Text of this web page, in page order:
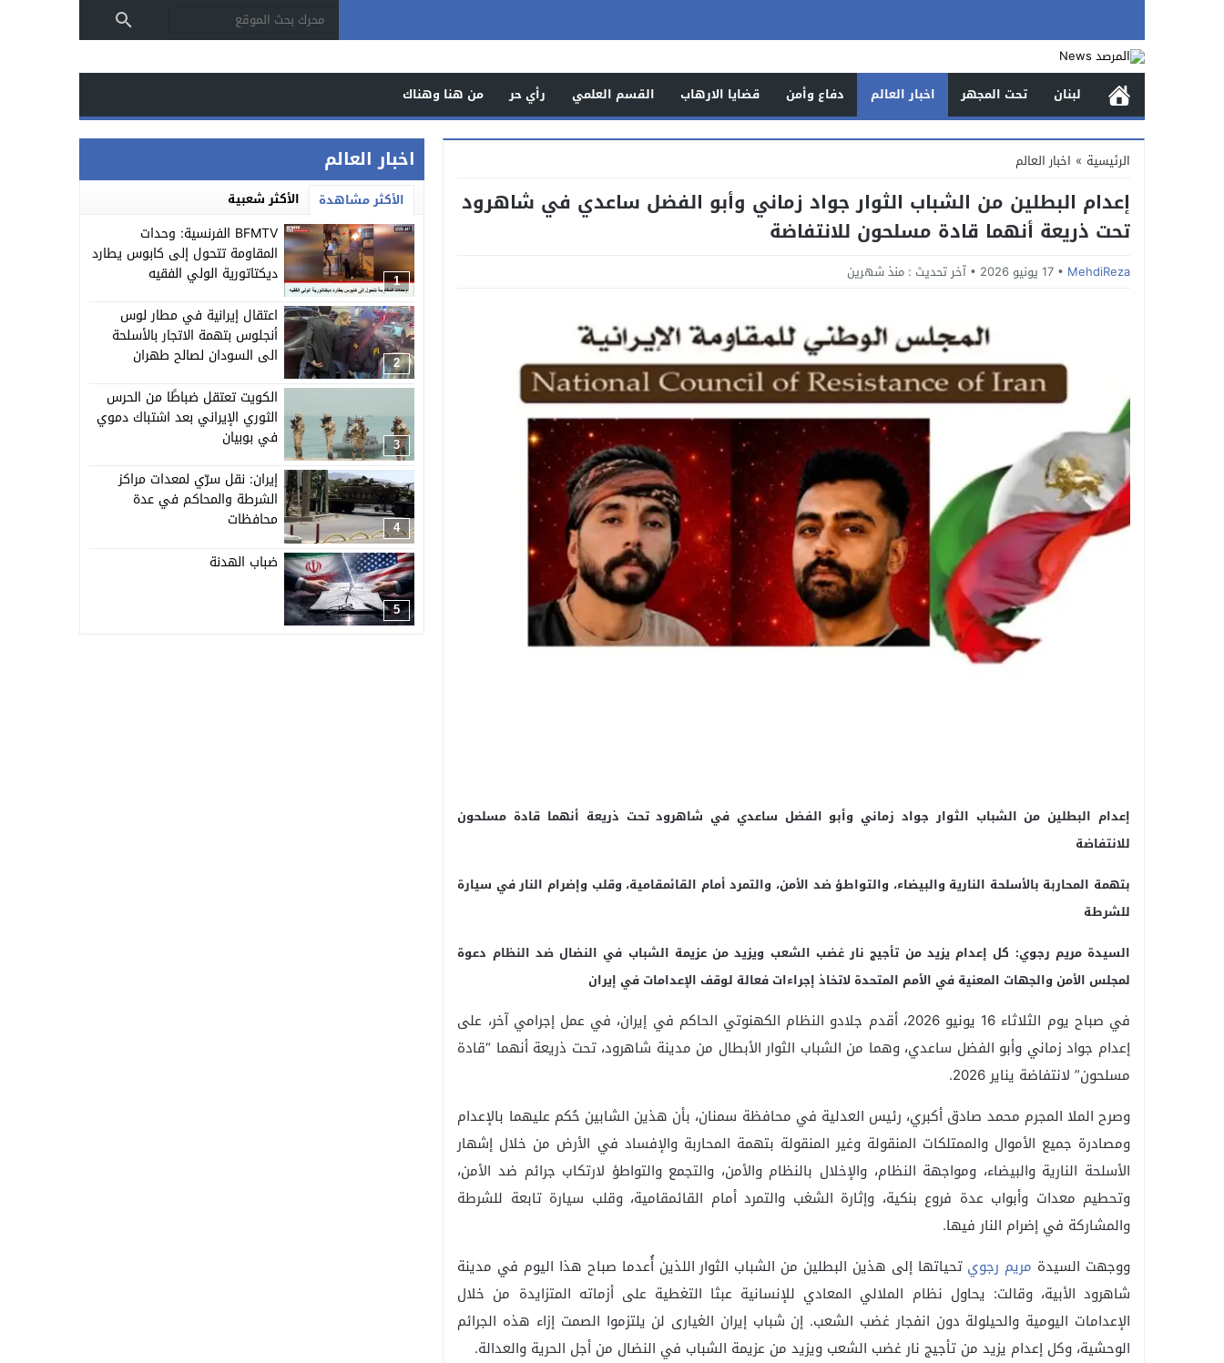
لبنان تحت المجهر اخبار العالم دفاع وأمن قضايا الارهاب القسم العلمي رأي حر من هنا وهناك
الرئيسية » اخبار العالم
إعدام البطلين من الشباب الثوار جواد زماني وأبو الفضل ساعدي في شاهرود
تحت ذريعة أنهما قادة مسلحون للانتفاضة
MehdiReza 17 يونيو 2026 آخر تحديث : منذ شهرين
إعدام البطلين من الشباب الثوار جواد زماني وأبو الفضل ساعدي في شاهرود تحت ذريعة أنهما قادة مسلحون
للانتفاضة
بتهمة المحاربة بالأسلحة النارية والبيضاء، والتواطؤ ضد الأمن، والتمرد أمام القائمقامية، وقلب وإضرام النار في سيارة
للشرطة
السيدة مريم رجوي: كل إعدام يزيد من تأجيج نار غضب الشعب ويزيد من عزيمة الشباب في النضال ضد النظام دعوة
لمجلس الأمن والجهات المعنية في الأمم المتحدة لاتخاذ إجراءات فعالة لوقف الإعدامات في إيران
في صباح يوم الثلاثاء 16 يونيو 2026، أقدم جلادو النظام الكهنوتي الحاكم في إيران، في عمل إجرامي آخر، على
إعدام جواد زماني وأبو الفضل ساعدي، وهما من الشباب الثوار الأبطال من مدينة شاهرود، تحت ذريعة أنهما “قادة
مسلحون” لانتفاضة يناير 2026.
وصرح الملا المجرم محمد صادق أكبري، رئيس العدلية في محافظة سمنان، بأن هذين الشابين حُكم عليهما بالإعدام
ومصادرة جميع الأموال والممتلكات المنقولة وغير المنقولة بتهمة المحاربة والإفساد في الأرض من خلال إشهار
الأسلحة النارية والبيضاء، ومواجهة النظام، والإخلال بالنظام والأمن، والتجمع والتواطؤ لارتكاب جرائم ضد الأمن،
وتحطيم معدات وأبواب عدة فروع بنكية، وإثارة الشغب والتمرد أمام القائمقامية، وقلب سيارة تابعة للشرطة
والمشاركة في إضرام النار فيها.
ووجهت السيدة مريم رجوي تحياتها إلى هذين البطلين من الشباب الثوار اللذين أُعدما صباح هذا اليوم في مدينة
شاهرود الأبية، وقالت: يحاول نظام الملالي المعادي للإنسانية عبثا التغطية على أزماته المتزايدة من خلال
الإعدامات اليومية والحيلولة دون انفجار غضب الشعب. إن شباب إيران الغيارى لن يلتزموا الصمت إزاء هذه الجرائم
الوحشية، وكل إعدام يزيد من تأجيج نار غضب الشعب ويزيد من عزيمة الشباب في النضال من أجل الحرية والعدالة.
اخبار العالم
الأكثر مشاهدة الأكثر شعبية
1
BFMTV الفرنسية: وحدات
المقاومة تتحول إلى كابوس يطارد
ديكتاتورية الولي الفقيه
2
اعتقال إيرانية في مطار لوس
أنجلوس بتهمة الاتجار بالأسلحة
الى السودان لصالح طهران
3
الكويت تعتقل ضباطًا من الحرس
الثوري الإيراني بعد اشتباك دموي
في بوبيان
4
إيران: نقل سرّي لمعدات مراكز
الشرطة والمحاكم في عدة
محافظات
5
ضباب الهدنة